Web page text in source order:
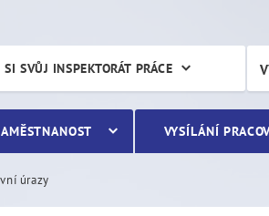
SVŮJ INSPEKTORÁT PRÁCE
VYSÍLÁNÍ
úrazy